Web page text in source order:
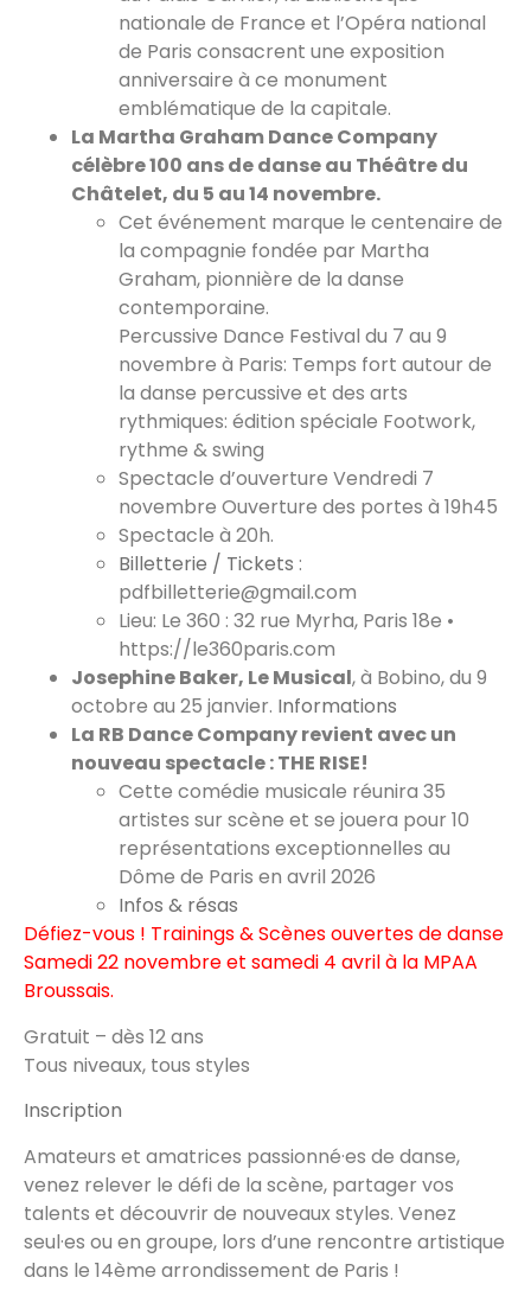
nationale de France et l’Opéra national
de Paris consacrent une exposition
anniversaire à ce monument
emblématique de la capitale.
La Martha Graham Dance Company
célèbre 100 ans de danse au Théâtre du
Châtelet, du 5 au 14 novembre.
Cet événement marque le centenaire de
la compagnie fondée par Martha
Graham, pionnière de la danse
contemporaine.
Percussive Dance Festival du 7 au 9
novembre à Paris: Temps fort autour de
la danse percussive et des arts
rythmiques: édition spéciale Footwork,
rythme & swing
Spectacle d’ouverture Vendredi 7
novembre Ouverture des portes à 19h45
Spectacle à 20h.
Billetterie / Tickets :
pdfbilletterie@gmail.com
Lieu: Le 360 : 32 rue Myrha, Paris 18e •
https://le360paris.com
Josephine Baker, Le Musical, à Bobino, du 9
octobre au 25 janvier. Informations
La RB Dance Company revient avec un
nouveau spectacle : THE RISE!
Cette comédie musicale réunira 35
artistes sur scène et se jouera pour 10
représentations exceptionnelles au
Dôme de Paris en avril 2026
Infos & résas
Défiez-vous ! Trainings & Scènes ouvertes de danse
Samedi 22 novembre et samedi 4 avril à la MPAA
Broussais.
Gratuit – dès 12 ans
Tous niveaux, tous styles
Inscription
Amateurs et amatrices passionné·es de danse,
venez relever le défi de la scène, partager vos
talents et découvrir de nouveaux styles. Venez
seul·es ou en groupe, lors d’une rencontre artistique
dans le 14ème arrondissement de Paris !